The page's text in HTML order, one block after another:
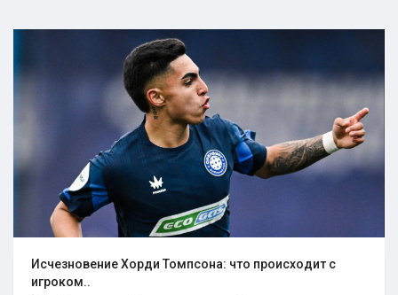
Исчезновение Хорди Томпсона: что происходит с
игроком..